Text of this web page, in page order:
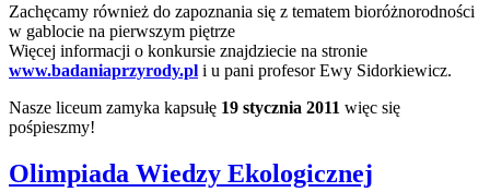
Zachęcamy również do zapoznania się z tematem bioróżnorodności
w gablocie na pierwszym piętrze
Więcej informacji o konkursie znajdziecie na stronie
www.badaniaprzyrody.pl i u pani profesor Ewy Sidorkiewicz.
Nasze liceum zamyka kapsułę 19 stycznia 2011 więc się
pośpieszmy!
Olimpiada Wiedzy Ekologicznej